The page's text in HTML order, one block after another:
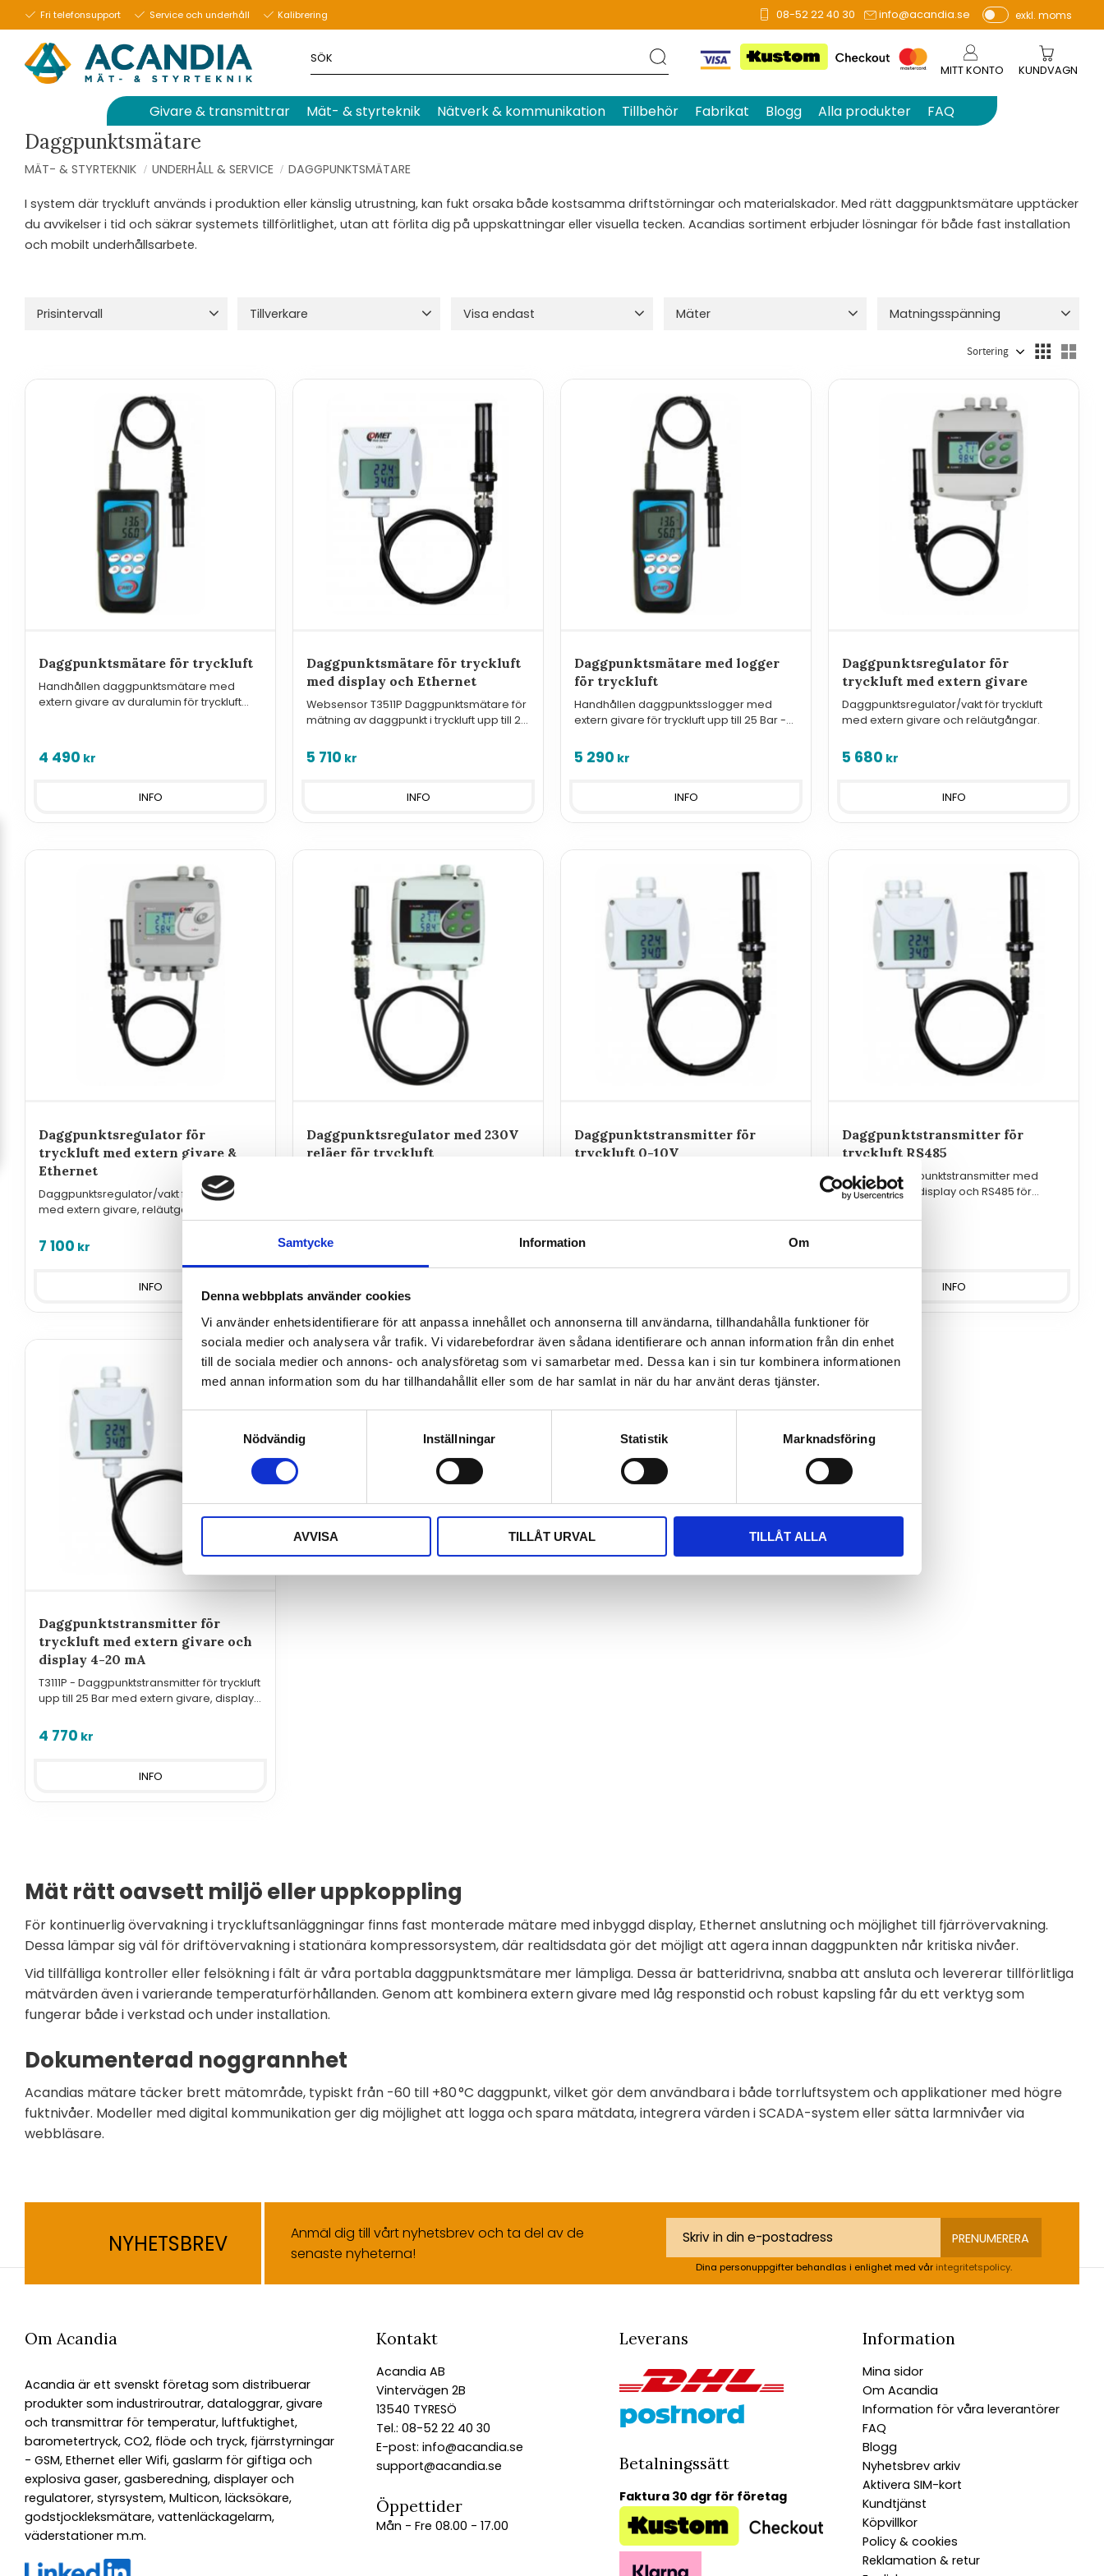
Samtycke Information Om
Denna webbplats använder cookies
Vi använder enhetsidentifierare för att anpassa innehållet och annonserna till användarna, tillhandahålla funktioner för
sociala medier och analysera vår trafik. Vi vidarebefordrar även sådana identifierare och annan information från din enhet
till de sociala medier och annons- och analysföretag som vi samarbetar med. Dessa kan i sin tur kombinera informationen
med annan information som du har tillhandahållit eller som de har samlat in när du har använt deras tjänster.
Nödvändig
Inställningar Statistik Marknadsföring
AVVISA TILLÅT URVAL TILLÅT ALLA
Fri telefonsupport Service och underhåll Kalibrering 08-52 22 40 30 info@acandia.se
P
e
r
vi
exkl. moms
MITT KONTO KUNDVAGN
Givare & transmittrar Mät- & styrteknik Nätverk & kommunikation Tillbehör Fabrikat Blogg Alla produkter FAQ
Daggpunktsmätare
MÄT- & STYRTEKNIK UNDERHÅLL & SERVICE DAGGPUNKTSMÄTARE
I system där tryckluft används i produktion eller känslig utrustning, kan fukt orsaka både kostsamma driftstörningar och materialskador. Med rätt daggpunktsmätare upptäcker
du avvikelser i tid och säkrar systemets tillförlitlighet, utan att förlita dig på uppskattningar eller visuella tecken. Acandias sortiment erbjuder lösningar för både fast installation
och mobilt underhållsarbete.
Prisintervall Tillverkare Visa endast Mäter Matningsspänning
Daggpunktsmätare för tryckluft
Handhållen daggpunktsmätare med
extern givare av duralumin för tryckluft
4 490 kr
INFO
Daggpunktsmätare för tryckluft
med display och Ethernet
Websensor T3511P Daggpunktsmätare för
mätning av daggpunkt i tryckluft upp till 25
5 710 kr
INFO
Daggpunktsmätare med logger
för tryckluft
Handhållen daggpunktsslogger med
extern givare för tryckluft upp till 25 Bar -
5 290 kr
INFO
Daggpunktsregulator för
tryckluft med extern givare
Daggpunktsregulator/vakt för tryckluft
med extern givare och reläutgångar.
5 680 kr
INFO
Daggpunktsregulator för
tryckluft med extern givare &
Ethernet
Daggpunktsregulator/vakt för tryckluft
med extern givare, reläutgångar, digitala
7 100 kr
INFO
Daggpunktsregulator med 230V
reläer för tryckluft
6 550
Daggpunktstransmitter för
tryckluft 0-10V
4 770
Daggpunktstransmitter för
tryckluft RS485
T3419P - Daggpunktstransmitter med
extern givare, display och RS485 för
INFO
Daggpunktstransmitter för
tryckluft med extern givare och
display 4-20 mA
T3111P - Daggpunktstransmitter för tryckluft
upp till 25 Bar med extern givare, display
4 770 kr
INFO
Mät rätt oavsett miljö eller uppkoppling
För kontinuerlig övervakning i tryckluftsanläggningar finns fast monterade mätare med inbyggd display, Ethernet anslutning och möjlighet till fjärrövervakning.
Dessa lämpar sig väl för driftövervakning i stationära kompressorsystem, där realtidsdata gör det möjligt att agera innan daggpunkten når kritiska nivåer.
Vid tillfälliga kontroller eller felsökning i fält är våra portabla daggpunktsmätare mer lämpliga. Dessa är batteridrivna, snabba att ansluta och levererar tillförlitliga
mätvärden även i varierande temperaturförhållanden. Genom att kombinera extern givare med låg responstid och robust kapsling får du ett verktyg som
fungerar både i verkstad och under installation.
Dokumenterad noggrannhet
Acandias mätare täcker brett mätområde, typiskt från -60 till +80 °C daggpunkt, vilket gör dem användbara i både torrluftsystem och applikationer med högre
fuktnivåer. Modeller med digital kommunikation ger dig möjlighet att logga och spara mätdata, integrera värden i SCADA-system eller sätta larmnivåer via
webbläsare.
NYHETSBREV
Anmäl dig till vårt nyhetsbrev och ta del av de
senaste nyheterna!
PRENUMERERA
Dina personuppgifter behandlas i enlighet med vår integritetspolicy.
Om Acandia
Acandia är ett svenskt företag som distribuerar
produkter som industriroutrar, dataloggrar, givare
och transmittrar för temperatur, luftfuktighet,
barometertryck, CO2, flöde och tryck, fjärrstyrningar
- GSM, Ethernet eller Wifi, gaslarm för giftiga och
explosiva gaser, gasberedning, displayer och
regulatorer, styrsystem, Multicon, läcksökare,
godstjockleksmätare, vattenläckagelarm,
väderstationer m.m.
Kontakt
Acandia AB
Vintervägen 2B
13540 TYRESÖ
Tel.: 08-52 22 40 30
E-post: info@acandia.se
support@acandia.se
Öppettider
Mån - Fre 08.00 - 17.00
Leverans
Betalningssätt
Faktura 30 dgr för företag
Information
Mina sidor
Om Acandia
Information för våra leverantörer
FAQ
Blogg
Nyhetsbrev arkiv
Aktivera SIM-kort
Kundtjänst
Köpvillkor
Policy & cookies
Reklamation & retur